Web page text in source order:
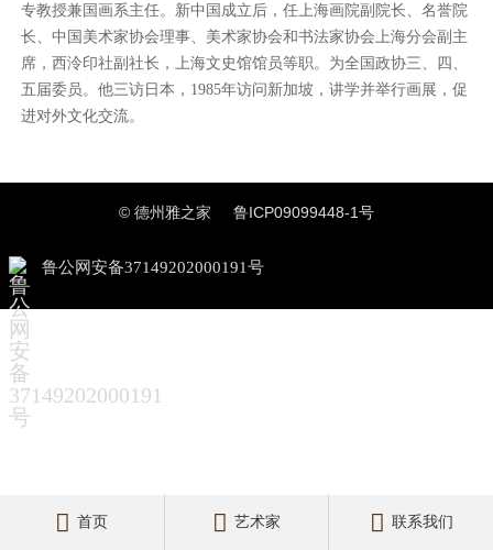
专教授兼国画系主任。新中国成立后，任上海画院副院长、名誉院
长、中国美术家协会理事、美术家协会和书法家协会上海分会副主
席，西泠印社副社长，上海文史馆馆员等职。为全国政协三、四、
五届委员。他三访日本，1985年访问新加坡，讲学并举行画展，促
进对外文化交流。
© 德州雅之家 鲁ICP09099448-1号
鲁公网安备37149202000191号
 首页  艺术家  联系我们